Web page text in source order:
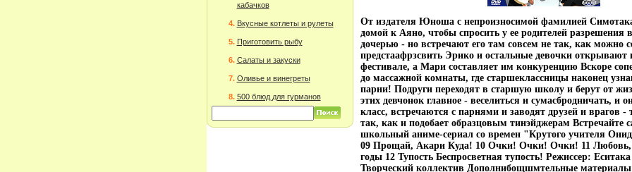
кабачков
Вкусные котлеты и рулеты
Приготовить рыбу
Салаты и закуски
Оливье и винегреты
500 блюд для гурманов
От издателя Юноша с непроизносимой фамилией
домой к Аяно, чтобы спросить у ее родителей разрешения
дочерью - но встречают его там совсем не так, как можно
предстаафрзсвить Эрико и остальные девочки
фестивале, а Мари составляет им конкуренцию Вскоре
до массажной комнаты, где старшеклассницы наконец
парни! Подруги переходят в старшую школу и берут от
этих девчонок главное - веселиться и сумасбродничать, и
класс, встречаются с парнями и заводят друзей и врагов -
так, как и подобает образцовым тинэйджерам Встречайте
школьный аниме-сериал со времен "Крутого учителя
09 Прощай, Акари Куда! 10 Очки! Очки! Очки! 11 Любовь,
годы 12 Тупость Беспросветная тупость! Режиссер:
Творческий коллектив Дополнибощшмтельные